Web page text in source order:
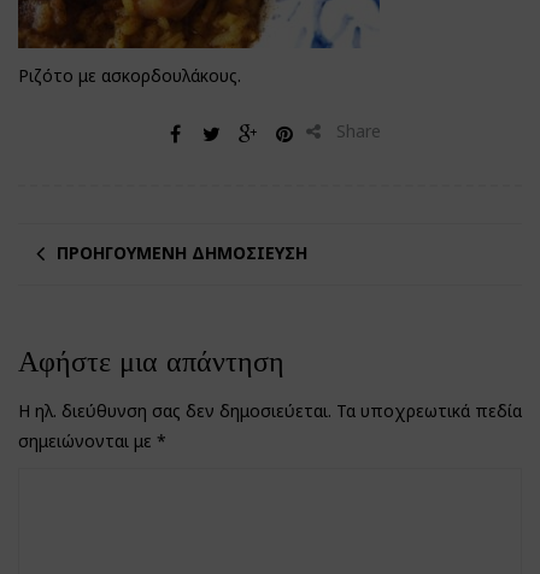
Ριζότο με ασκορδουλάκους.
Share
ΠΡΟΗΓΟΎΜΕΝΗ ΔΗΜΟΣΊΕΥΣΗ
Αφήστε μια απάντηση
Η ηλ. διεύθυνση σας δεν δημοσιεύεται. Τα υποχρεωτικά πεδία
σημειώνονται με *